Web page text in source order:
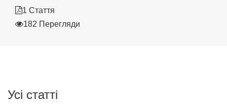
1 Стаття
182 Перегляди
Усі статті